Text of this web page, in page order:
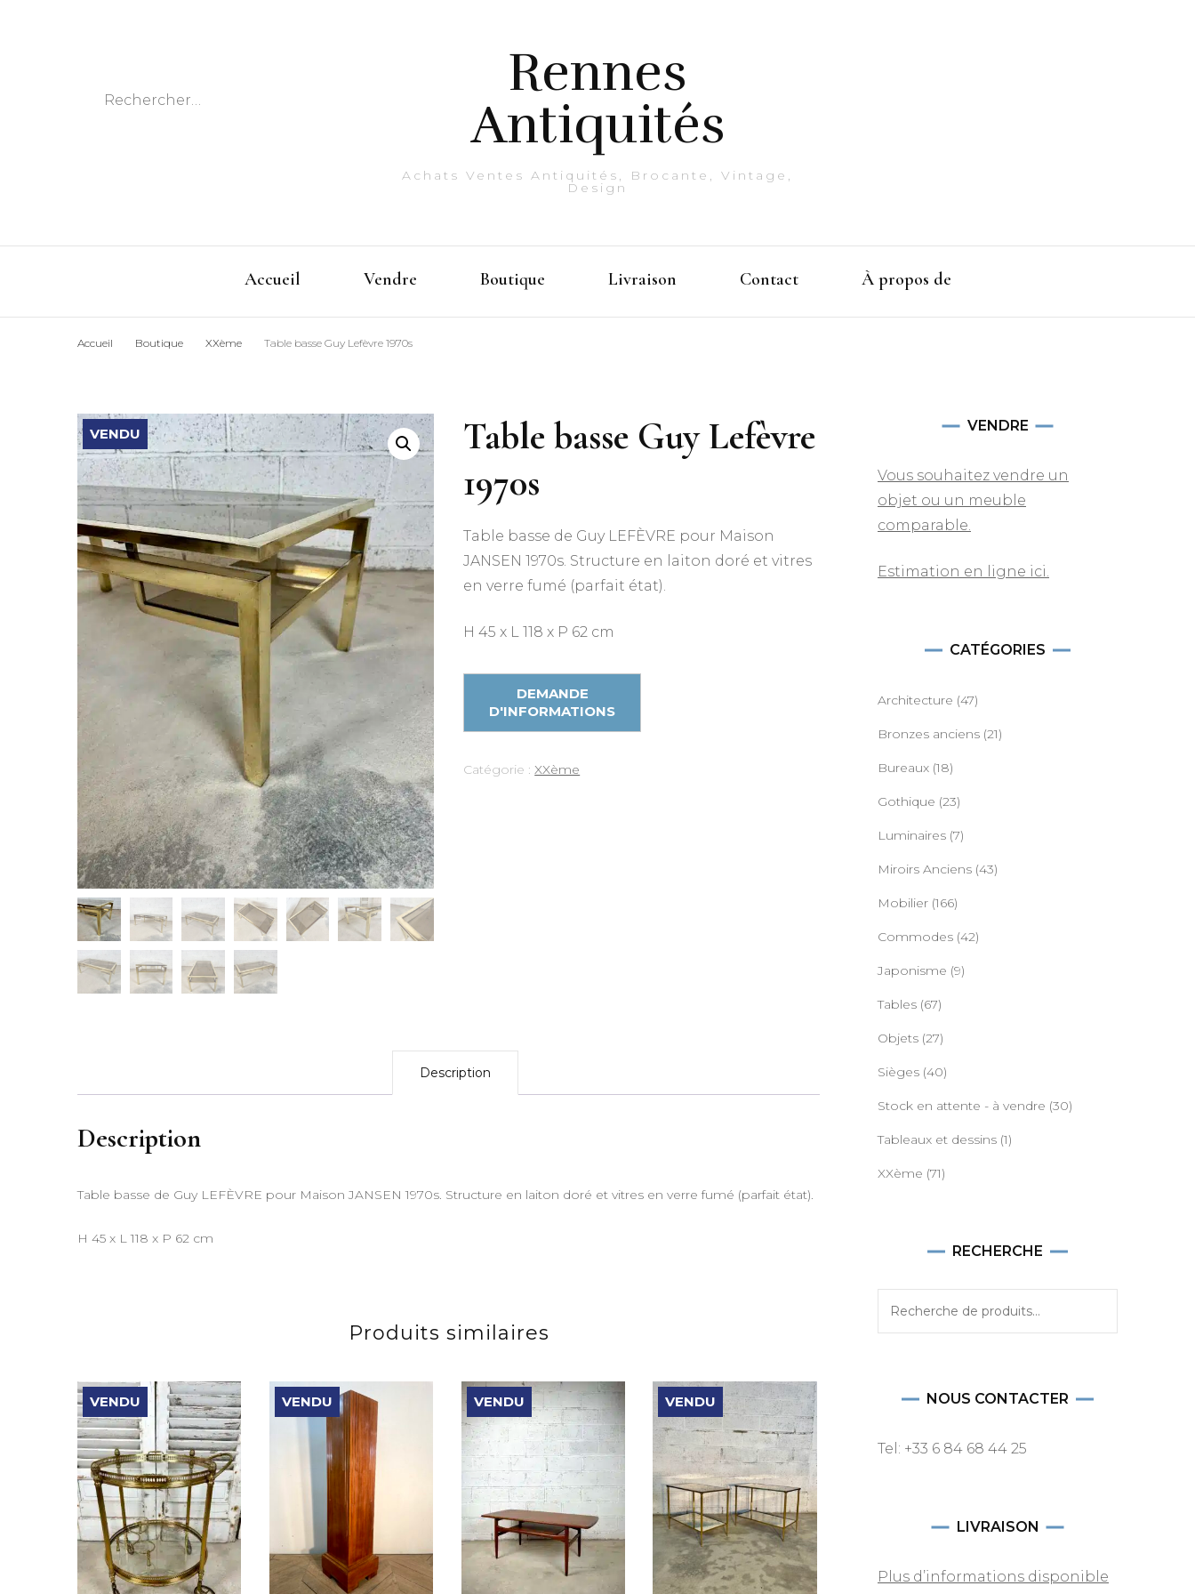
Rechercher :
Rennes
Antiquités
Achats Ventes Antiquités, Brocante, Vintage,
Design
Accueil Vendre Boutique Livraison Contact À propos de
Accueil Boutique XXème Table basse Guy Lefèvre 1970s
VENDU
Table basse Guy Lefèvre
1970s
Table basse de Guy LEFÈVRE pour Maison
JANSEN 1970s. Structure en laiton doré et vitres
en verre fumé (parfait état).
H 45 x L 118 x P 62 cm
Catégorie :XXème
Description
Description
Table basse de Guy LEFÈVRE pour Maison JANSEN 1970s. Structure en laiton doré et vitres en verre fumé (parfait état).
H 45 x L 118 x P 62 cm
Produits similaires
VENDU VENDU VENDU VENDU
VENDRE
Vous souhaitez vendre un
objet ou un meuble
comparable.
Estimation en ligne ici.
CATÉGORIES
Architecture (47)
Bronzes anciens (21)
Bureaux (18)
Gothique (23)
Luminaires (7)
Miroirs Anciens (43)
Mobilier (166)
Commodes (42)
Japonisme (9)
Tables (67)
Objets (27)
Sièges (40)
Stock en attente - à vendre (30)
Tableaux et dessins (1)
XXème (71)
RECHERCHE
NOUS CONTACTER
Tel: +33 6 84 68 44 25
LIVRAISON
Plus d’informations disponible